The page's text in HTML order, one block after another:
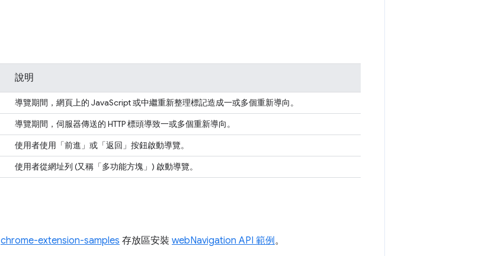
說明
導覽期間，網頁上的 JavaScript 或中繼重新整理標記造成一或多個重新導向。
導覽期間，伺服器傳送的 HTTP 標頭導致一或多個重新導向。
使用者使用「前進」或「返回」按鈕啟動導覽。
使用者從網址列 (又稱「多功能方塊」) 啟動導覽。
chrome-extension-samples 存放區安裝 webNavigation API 範例。